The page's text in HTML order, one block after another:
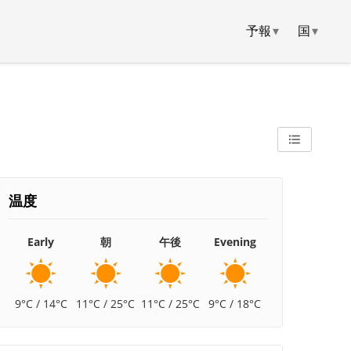
予報 ▾ 国▾
温度
Early
9°C / 14°C
朝
11°C / 25°C
午後
11°C / 25°C
Evening
9°C / 18°C